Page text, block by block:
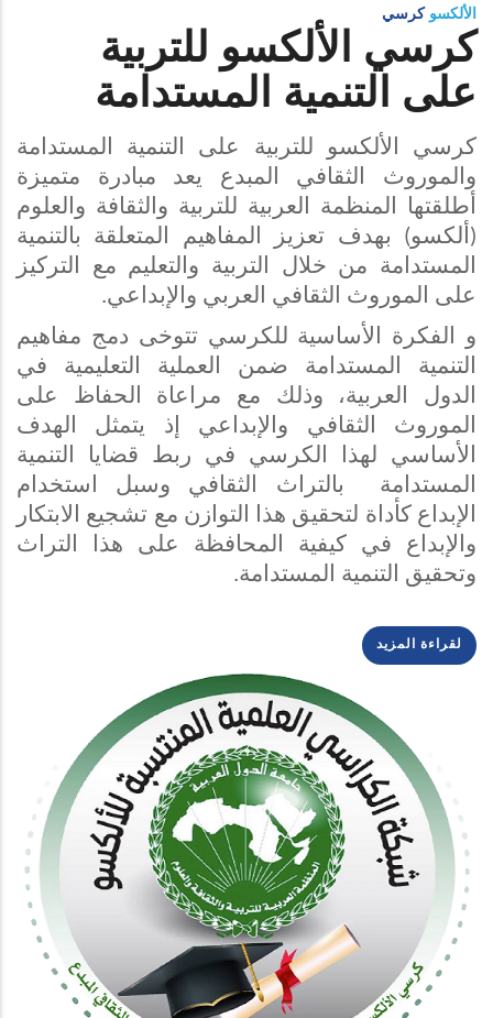
الألكسوكرسي
كرسي الألكسو للتربية
على التنمية المستدامة
كرسي الألكسو للتربية على التنمية المستدامة
والموروث الثقافي المبدع يعد مبادرة متميزة
أطلقتها المنظمة العربية للتربية والثقافة والعلوم
(ألكسو) بهدف تعزيز المفاهيم المتعلقة بالتنمية
المستدامة من خلال التربية والتعليم مع التركيز
على الموروث الثقافي العربي والإبداعي.
و الفكرة الأساسية للكرسي تتوخى دمج مفاهيم
التنمية المستدامة ضمن العملية التعليمية في
الدول العربية، وذلك مع مراعاة الحفاظ على
الموروث الثقافي والإبداعي إذ يتمثل الهدف
الأساسي لهذا الكرسي في ربط قضايا التنمية
المستدامة بالتراث الثقافي وسبل استخدام
الإبداع كأداة لتحقيق هذا التوازن مع تشجيع الابتكار
والإبداع في كيفية المحافظة على هذا التراث
وتحقيق التنمية المستدامة.
لقراءة المزيد